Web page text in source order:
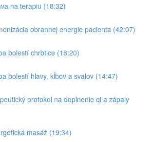
na terapiu (18:32)
obrannej energie pacienta (42:07)
bolestí chrbtice (18:20)
bolestí hlavy, kĺbov a svalov (14:47)
protokol na doplnenie qi a zápaly
masáž (19:34)